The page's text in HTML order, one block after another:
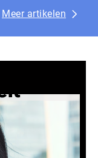
Meer artikelen